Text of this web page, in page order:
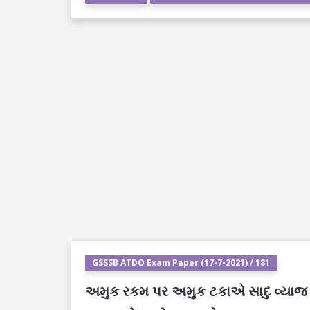
GSSSB ATDO Exam Paper (17-7-2021) / 181
અમુક રકમ પર અમુક ટકાએ સાદુ વ્યાજ